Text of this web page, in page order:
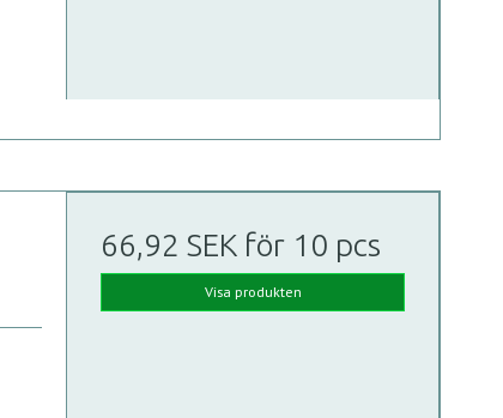
66,92 SEK för 10 pcs
Visa produkten